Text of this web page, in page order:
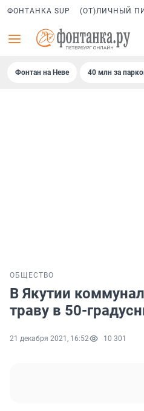
ФОНТАНКА SUP (ОТ)ЛИЧНЫЙ
Фонтан на Неве 40 млн за
ОБЩЕСТВО
В Якутии
траву в 50-
21 декабря 2021, 16:52 10 301